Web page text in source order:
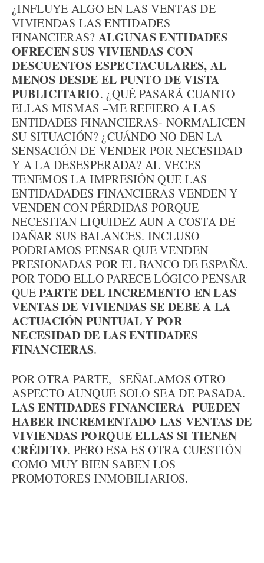
¿INFLUYE ALGO EN LAS VENTAS DE
VIVIENDAS LAS ENTIDADES
FINANCIERAS? ALGUNAS ENTIDADES
OFRECEN SUS VIVIENDAS CON
DESCUENTOS ESPECTACULARES, AL
MENOS DESDE EL PUNTO DE VISTA
PUBLICITARIO. ¿QUÉ PASARÁ CUANTO
ELLAS MISMAS –ME REFIERO A LAS
ENTIDADES FINANCIERAS- NORMALICEN
SU SITUACIÓN? ¿CUÁNDO NO DEN LA
SENSACIÓN DE VENDER POR NECESIDAD
Y A LA DESESPERADA? AL VECES
TENEMOS LA IMPRESIÓN QUE LAS
ENTIDADADES FINANCIERAS VENDEN Y
VENDEN CON PÉRDIDAS PORQUE
NECESITAN LIQUIDEZ AUN A COSTA DE
DAÑAR SUS BALANCES. INCLUSO
PODRIAMOS PENSAR QUE VENDEN
PRESIONADAS POR EL BANCO DE ESPAÑA.
POR TODO ELLO PARECE LÓGICO PENSAR
QUEPARTE DEL INCREMENTO EN LAS
VENTAS DE VIVIENDAS SE DEBE A LA
ACTUACIÓN PUNTUAL Y POR
NECESIDAD DE LAS ENTIDADES
FINANCIERAS.
POR OTRA PARTE, SEÑALAMOS OTRO
ASPECTO AUNQUE SOLO SEA DE PASADA.
LAS ENTIDADES FINANCIERA PUEDEN
HABER INCREMENTADO LAS VENTAS DE
VIVIENDAS PORQUE ELLAS SI TIENEN
CRÉDITO. PERO ESA ES OTRA CUESTIÓN
COMO MUY BIEN SABEN LOS
PROMOTORES INMOBILIARIOS.